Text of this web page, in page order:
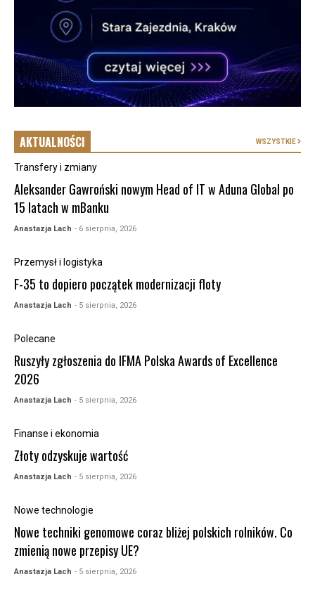
AKTUALNOŚCI WSZYSTKIE
Transfery i zmiany
Aleksander Gawroński nowym Head of IT w Aduna Global po
15 latach w mBanku
Anastazja Lach - 6 sierpnia, 2026
Przemysł i logistyka
F-35 to dopiero początek modernizacji floty
Anastazja Lach - 5 sierpnia, 2026
Polecane
Ruszyły zgłoszenia do IFMA Polska Awards of Excellence
2026
Anastazja Lach - 5 sierpnia, 2026
Finanse i ekonomia
Złoty odzyskuje wartość
Anastazja Lach - 5 sierpnia, 2026
Nowe technologie
Nowe techniki genomowe coraz bliżej polskich rolników. Co
zmienią nowe przepisy UE?
Anastazja Lach - 5 sierpnia, 2026